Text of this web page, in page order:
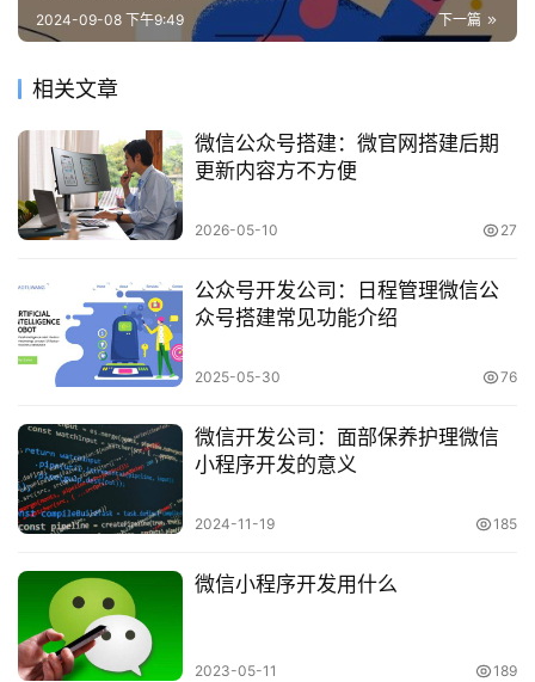
下一篇
2024-09-08 下午9:49
相关文章
微信公众号搭建：微官网搭建后期
更新内容方不方便
2026-05-10 27
公众号开发公司：日程管理微信公
众号搭建常见功能介绍
2025-05-30 76
微信开发公司：面部保养护理微信
小程序开发的意义
2024-11-19 185
微信小程序开发用什么
2023-05-11 189